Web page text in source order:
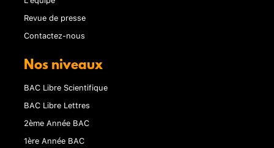
Revue de presse
Contactez-nous
Nos niveaux
BAC Libre Scientifique
BAC Libre Lettres
2ème Année BAC
1ère Année BAC